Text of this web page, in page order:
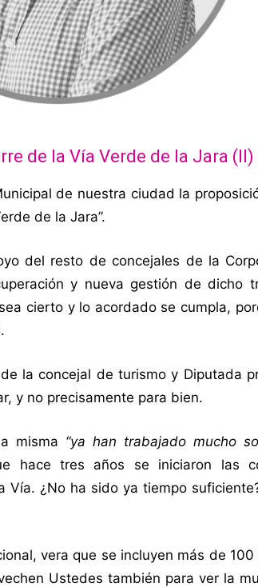
de la Vía Verde de la Jara (II)
de nuestra ciudad la
de la Jara”.
del resto de concejales de la
y nueva gestión de dicho
cierto y lo acordado se cumpla,
la concejal de turismo y Diputada
y no precisamente para bien.
misma “ya han trabajado mucho
hace tres años se iniciaron las
Vía. ¿No ha sido ya tiempo
vera que se incluyen más de
Ustedes también para ver la